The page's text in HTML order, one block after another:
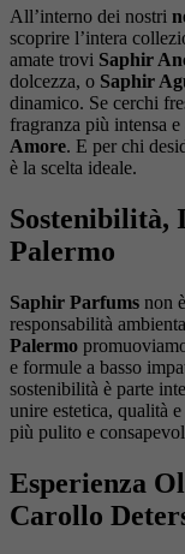
All’interno dei nostri
scoprire l’intera
amate trovi Saphir
dolcezza, o Saphir
dinamico. Se cerchi
fragranza più intensa
Amore. E per chi
è la scelta ideale.
Sostenibilità,
Palermo
Saphir Parfums non
responsabilità
Palermo
e formule a basso
sostenibilità è parte
unire estetica, qualità
più pulito e
Esperienza
Carollo